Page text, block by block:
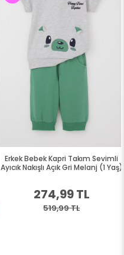
Erkek Bebek Kapri Takım Sevimli
Ayıcık Nakışlı Açık Gri Melanj (1 Yaş)
274,99 TL
519,99 TL